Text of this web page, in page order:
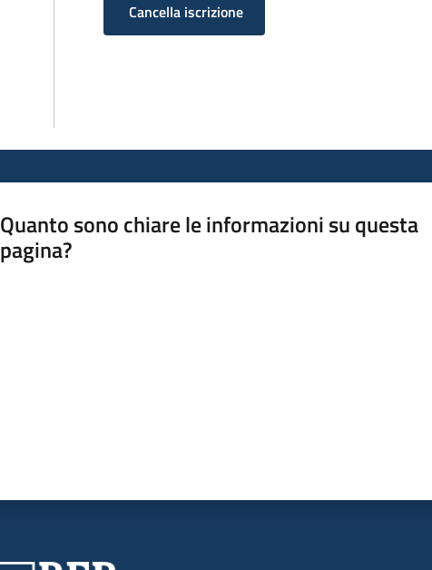
Cancella iscrizione
Quanto sono chiare le informazioni su questa
pagina?